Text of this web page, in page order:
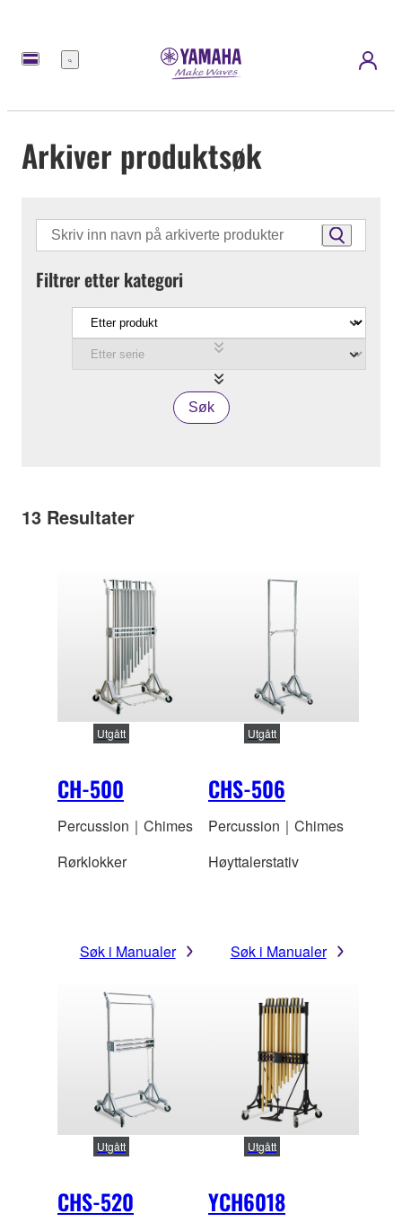
Meny
Arkiver produktsøk
Filtrer etter kategori
Søk
13 Resultater
CH-500
Utgått
Percussion｜Chimes
Rørklokker
Søk i Manualer
CHS-506
Utgått
Percussion｜Chimes
Høyttalerstativ
Søk i Manualer
CHS-520
Utgått
YCH6018
Utgått